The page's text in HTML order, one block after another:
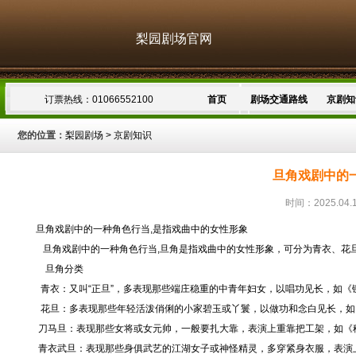
梨园剧场官网
订票热线：01066552100 首页 剧场交通路线 京剧
您的位置： 梨园剧场 > 京剧知识
旦角戏剧中的
时间：
旦角戏剧中的一种角色行当,是指戏曲中的女性形象
旦角戏剧中的一种角色行当,旦角是指戏曲中的女性形象，可分为青衣、
旦角分类
青衣：又叫“正旦”，多表现那些端庄稳重的中青年妇女，以唱功见长，如
花旦：多表现那些年轻活泼俏俐的小家碧玉或丫鬟，以做功和念白见长，
刀马旦：表现那些女将或女元帅，一般要扎大靠，表演上重靠把工架，如
青衣武旦：表现那些身俱武艺的江湖女子或神怪精灵，多穿紧身衣服，表